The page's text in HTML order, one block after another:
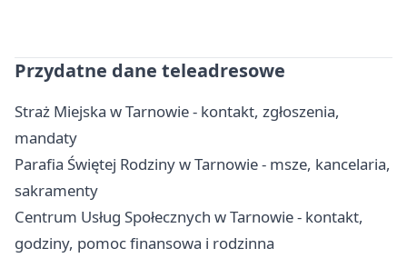
Przydatne dane teleadresowe
Straż Miejska w Tarnowie - kontakt, zgłoszenia,
mandaty
Parafia Świętej Rodziny w Tarnowie - msze, kancelaria,
sakramenty
Centrum Usług Społecznych w Tarnowie - kontakt,
godziny, pomoc finansowa i rodzinna